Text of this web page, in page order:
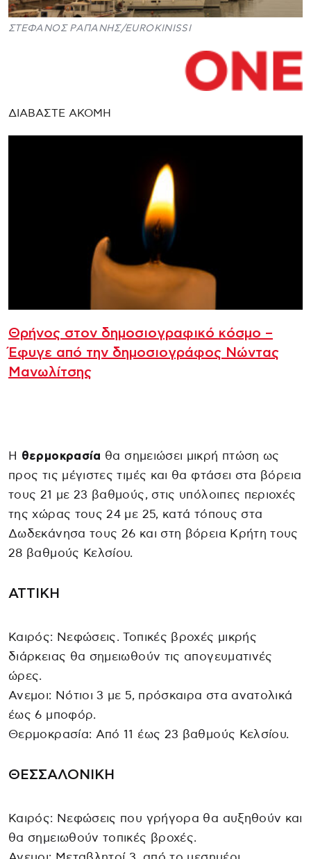
ΣΤΕΦΑΝΟΣ ΡΑΠΑΝΗΣ/EUROKINISSI
ΔΙΑΒΑΣΤΕ ΑΚΟΜΗ
Θρήνος στον δημοσιογραφικό κόσμο –
Έφυγε από την δημοσιογράφος Νώντας
Μανωλίτσης
Η θερμοκρασία θα σημειώσει μικρή πτώση ως
προς τις μέγιστες τιμές και θα φτάσει στα βόρεια
τους 21 με 23 βαθμούς, στις υπόλοιπες περιοχές
της χώρας τους 24 με 25, κατά τόπους στα
Δωδεκάνησα τους 26 και στη βόρεια Κρήτη τους
28 βαθμούς Κελσίου.
ΑΤΤΙΚΗ
Καιρός: Νεφώσεις. Τοπικές βροχές μικρής
διάρκειας θα σημειωθούν τις απογευματινές
ώρες.
Ανεμοι: Νότιοι 3 με 5, πρόσκαιρα στα ανατολικά
έως 6 μποφόρ.
Θερμοκρασία: Από 11 έως 23 βαθμούς Κελσίου.
ΘΕΣΣΑΛΟΝΙΚΗ
Καιρός: Νεφώσεις που γρήγορα θα αυξηθούν και
θα σημειωθούν τοπικές βροχές.